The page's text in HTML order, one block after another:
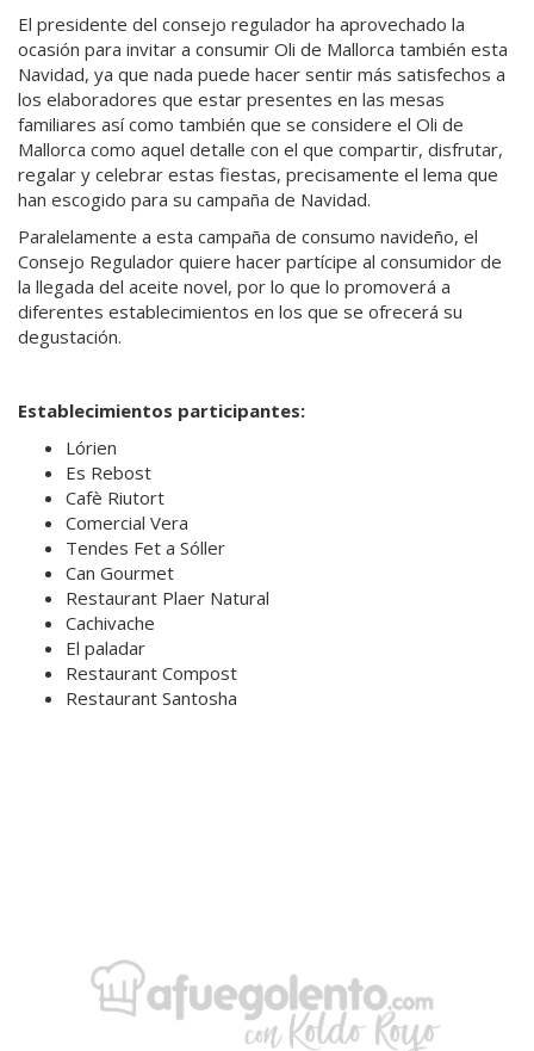
El presidente del consejo regulador ha aprovechado la
ocasión para invitar a consumir Oli de Mallorca también esta
Navidad, ya que nada puede hacer sentir más satisfechos a
los elaboradores que estar presentes en las mesas
familiares así como también que se considere el Oli de
Mallorca como aquel detalle con el que compartir, disfrutar,
regalar y celebrar estas fiestas, precisamente el lema que
han escogido para su campaña de Navidad.
Paralelamente a esta campaña de consumo navideño, el
Consejo Regulador quiere hacer partícipe al consumidor de
la llegada del aceite novel, por lo que lo promoverá a
diferentes establecimientos en los que se ofrecerá su
degustación.
Establecimientos participantes:
Lórien
Es Rebost
Cafè Riutort
Comercial Vera
Tendes Fet a Sóller
Can Gourmet
Restaurant Plaer Natural
Cachivache
El paladar
Restaurant Compost
Restaurant Santosha